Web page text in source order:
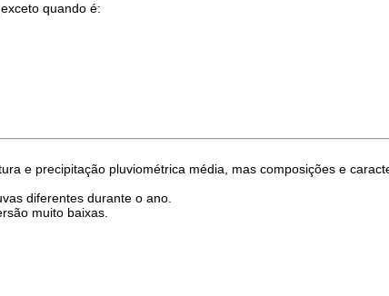
quando é:
e precipitação pluviométrica média, mas composições e
diferentes durante o ano.
muito baixas.